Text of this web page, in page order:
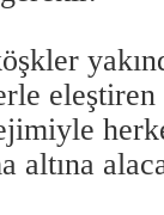
altına